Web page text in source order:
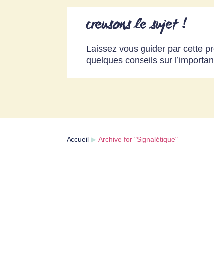
creusons le sujet !
Laissez vous guider par cette
quelques conseils sur
Accueil ▶Archive for "Signalétique"